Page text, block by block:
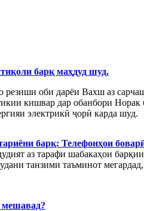
барқ маҳдуд шуд.
резиши оби дарёи Вахш аз
кишвар дар обанбори
электрикӣ ҷорӣ карда шуд.
барқ: Телефонҳои
аз тарафи шабакаҳои
танзими таъминот
мешавад?